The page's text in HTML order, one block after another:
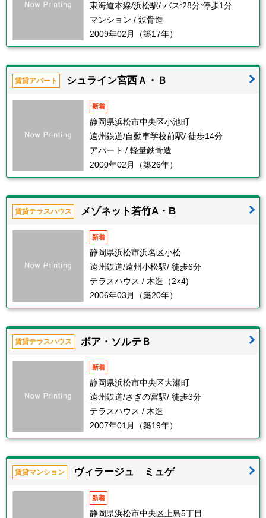
東海道本線/浜松駅/ バス:28分:停歩1分
マンション / 鉄骨造
2009年02月（築17年）
賃貸アパート シュライン宮西Ａ・Ｂ
新着
静岡県浜松市中央区小池町
遠州鉄道/自動車学校前駅/ 徒歩14分
アパート / 軽量鉄骨造
2000年02月（築26年）
賃貸テラスハウス メゾネット若竹A・B
新着
静岡県浜松市浜名区小松
遠州鉄道/遠州小松駅/ 徒歩6分
テラスハウス / 木造（2×4)
2006年03月（築20年）
賃貸テラスハウス ボア・ソルテＢ
新着
静岡県浜松市中央区大瀬町
遠州鉄道/さぎの宮駅/ 徒歩3分
テラスハウス / 木造
2007年01月（築19年）
賃貸マンション ヴィラージュ ミュゲ
新着
静岡県浜松市中央区上島5丁目